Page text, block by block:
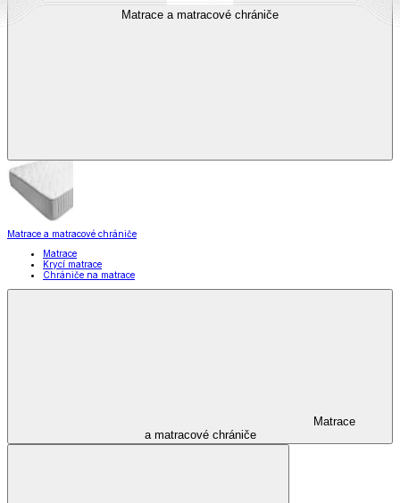
Matrace a matracové chrániče
Matrace a matracové chrániče
Matrace
Krycí matrace
Chrániče na matrace
Matrace
a matracové chrániče